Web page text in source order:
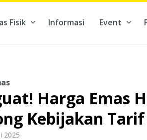
Fisik Informasi Event
Harga Emas
Kebijakan
2025